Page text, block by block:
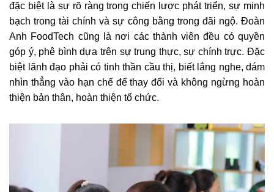
đặc biệt là sự rõ ràng trong chiến lược phát triển, sự minh
bạch trong tài chính và sự công bằng trong đãi ngộ. Đoàn
Anh FoodTech cũng là nơi các thành viên đều có quyền
góp ý, phê bình dựa trên sự trung thực, sự chính trực. Đặc
biệt lãnh đạo phải có tinh thần cầu thị, biết lắng nghe, dám
nhìn thẳng vào hạn chế để thay đổi và không ngừng hoàn
thiện bản thân, hoàn thiện tổ chức.​